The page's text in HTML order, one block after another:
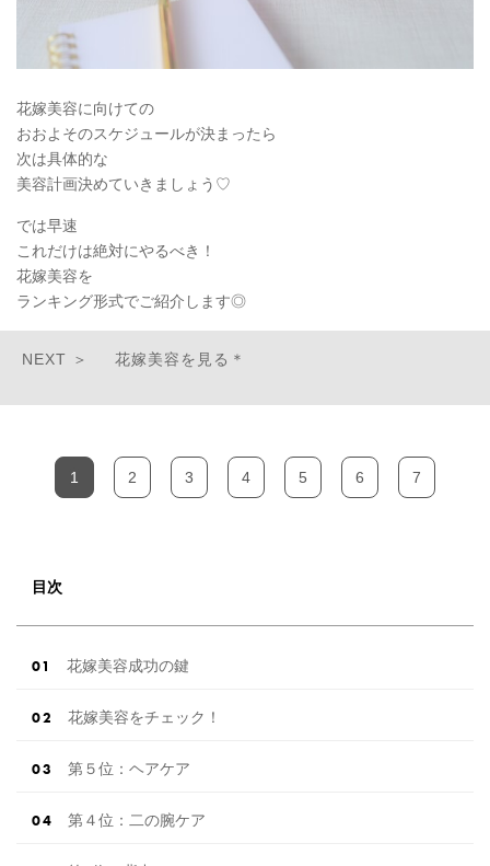
花嫁美容に向けての
おおよそのスケジュールが決まったら
次は具体的な
美容計画決めていきましょう♡
では早速
これだけは絶対にやるべき！
花嫁美容を
ランキング形式でご紹介します◎
花嫁美容を見る＊
1 2 3 4 5 6 7
目次
花嫁美容成功の鍵
花嫁美容をチェック！
第５位：ヘアケア
第４位：二の腕ケア